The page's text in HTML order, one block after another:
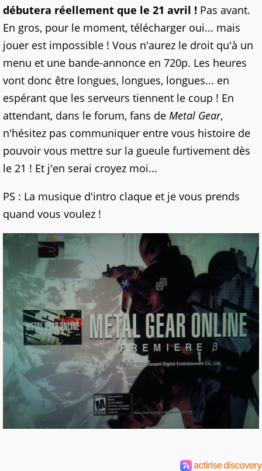
débutera réellement que le 21 avril ! Pas avant.
En gros, pour le moment, télécharger oui... mais
jouer est impossible ! Vous n'aurez le droit qu'à un
menu et une bande-annonce en 720p. Les heures
vont donc être longues, longues, longues... en
espérant que les serveurs tiennent le coup ! En
attendant, dans le forum, fans de Metal Gear,
n'hésitez pas communiquer entre vous histoire de
pouvoir vous mettre sur la gueule furtivement dès
le 21 ! Et j'en serai croyez moi...
PS : La musique d'intro claque et je vous prends
quand vous voulez !